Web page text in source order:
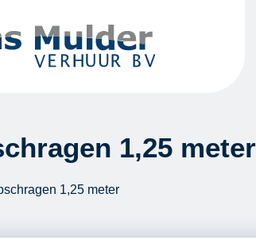
1,25 meter
1,25 meter